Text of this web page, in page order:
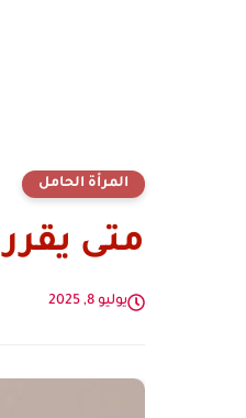
المرأة الحامل
متى
يوليو 8, 2025